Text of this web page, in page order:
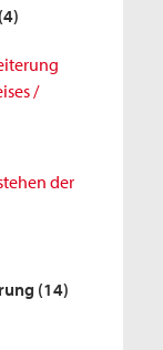
(4)
/
der
(14)